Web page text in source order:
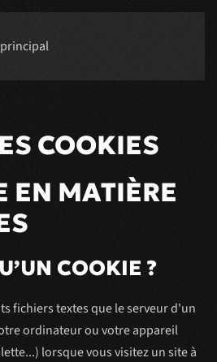
COOKIES
EN MATIÈRE
COOKIE ?
fichiers textes que le serveur d'un
ordinateur ou votre appareil
lorsque vous visitez un site à